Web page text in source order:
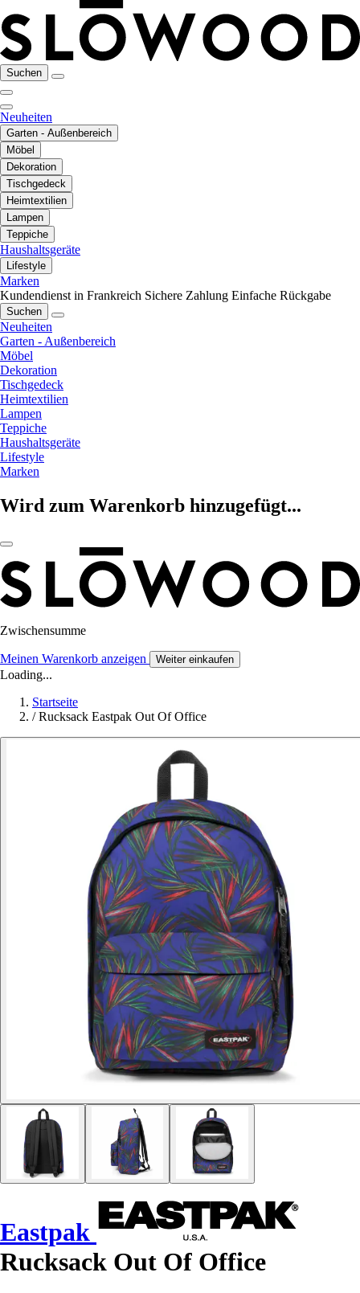
Suchen
Neuheiten
Garten - Außenbereich
Möbel
Dekoration
Tischgedeck
Heimtextilien
Lampen
Teppiche
Haushaltsgeräte
Lifestyle
Marken
Kundendienst in Frankreich Sichere Zahlung Einfache Rückgabe
Suchen
Neuheiten
Garten - Außenbereich
Möbel
Dekoration
Tischgedeck
Heimtextilien
Lampen
Teppiche
Haushaltsgeräte
Lifestyle
Marken
Wird zum Warenkorb hinzugefügt...
Zwischensumme
Meinen Warenkorb anzeigen Weiter einkaufen
Loading...
Startseite
/ Rucksack Eastpak Out Of Office
Eastpak
Rucksack Out Of Office